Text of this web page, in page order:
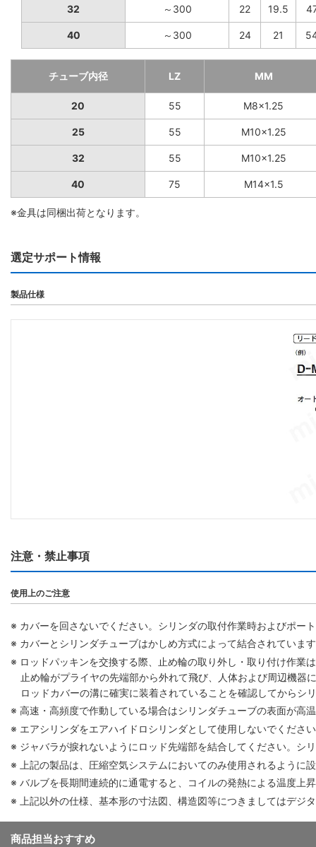
32 ～300 22 19.5
40 ～300 24 21
チューブ内径 LZ MM
20 55 M8×1.25
25 55 M10×1.25
32 55 M10×1.25
40 75 M14×1.5
※金具は同梱出荷となります。
選定サポート情報
製品仕様
注意・禁止事項
使用上のご注意
※ カバーを回さないでください。シリンダの取付作業時およびポー
※ カバーとシリンダチューブはかしめ方式によって結合されていま
※ ロッドパッキンを交換する際、止め輪の取り外し・取り付け作業
止め輪がプライヤの先端部から外れて飛び、人体および周辺機
ロッドカバーの溝に確実に装着されていることを確認してからシ
※ 高速・高頻度で作動している場合はシリンダチューブの表面が高
※ エアシリンダをエアハイドロシリンダとして使用しないでくださ
※ ジャバラが捩れないようにロッド先端部を結合してください。シ
※ 上記の製品は、圧縮空気システムにおいてのみ使用されるように
※ バルブを長期間連続的に通電すると、コイルの発熱による温度上
※ 上記以外の仕様、基本形の寸法図、構造図等につきましてはデジ
商品担当おすすめ